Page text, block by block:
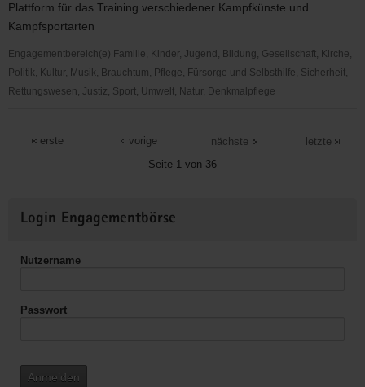
Plattform für das Training verschiedener Kampfkünste und
Kampfsportarten
Engagementbereich(e) Familie, Kinder, Jugend, Bildung, Gesellschaft, Kirche,
Politik, Kultur, Musik, Brauchtum, Pflege, Fürsorge und Selbsthilfe, Sicherheit,
Rettungswesen, Justiz, Sport, Umwelt, Natur, Denkmalpflege
Kampfkunst
des
Sportverein
Chemnitz-
erste
vorige
Seite 1 von 36
nächste letzte
Informationen
Login Engagementbörse
Nutzername
Passwort
Anmelden